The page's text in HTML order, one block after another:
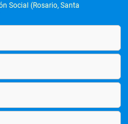
Social (Rosario, Santa